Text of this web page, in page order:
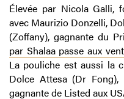
Élevée par Nicola Galli,
avec Maurizio Donzelli,
(Zoffany), gagnante du
par Shalaa passe aux
La pouliche est aussi la
Dolce Attesa (Dr Fong),
gagnante de Listed aux